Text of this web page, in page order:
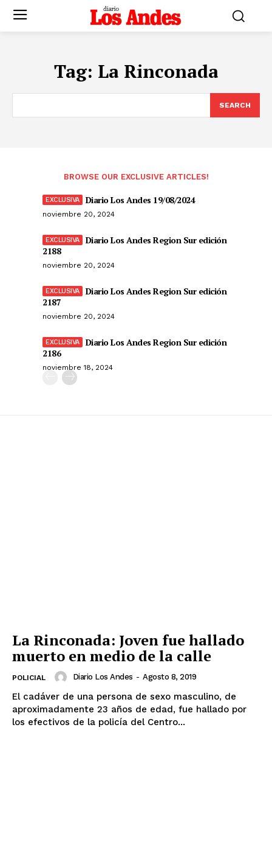
Tag: La Rinconada
SEARCH
BROWSE OUR EXCLUSIVE ARTICLES!
Diario Los Andes 19/08/2024
noviembre 20, 2024
Diario Los Andes Region Sur edición
2188
noviembre 20, 2024
Diario Los Andes Region Sur edición
2187
noviembre 20, 2024
Diario Los Andes Region Sur edición
2186
noviembre 18, 2024
La Rinconada: Joven fue hallado
muerto en medio de la calle
POLICIAL Diario Los Andes - Agosto 8, 2019
El cadáver de una persona de sexo masculino, de
aproximadamente 23 años de edad, fue hallado por
los efectivos de la policía del Centro...